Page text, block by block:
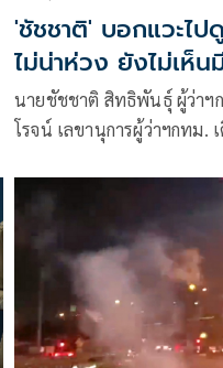
'ชัชชาติ' บอกแวะไ
ไม่น่าห่วง ยังไม่เห็น
นายชัชชาติ สิทธิพันธุ์ ผู้ว่าฯ
โรจน์ เลขานุการผู้ว่าฯกทม.
ประชาชนเข้ามาขอถ่ายภา